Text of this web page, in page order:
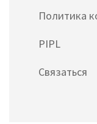
Политика
PIPL
Связаться